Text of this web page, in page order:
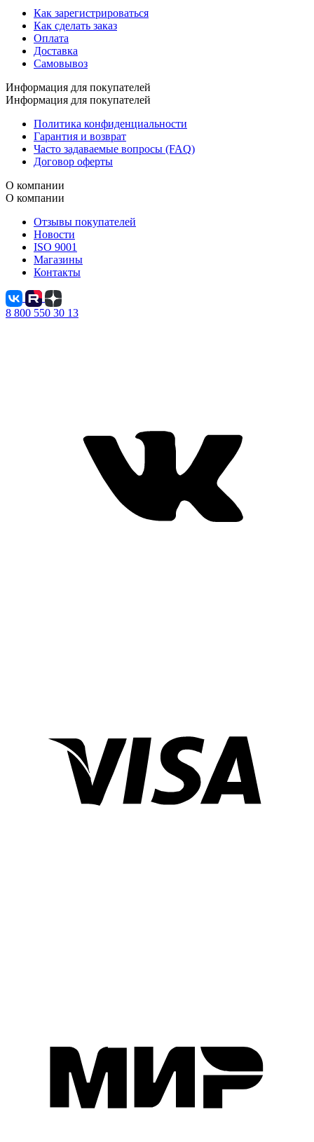
Как зарегистрироваться
Как сделать заказ
Оплата
Доставка
Самовывоз
Информация для покупателей
Информация для покупателей
Политика конфиденциальности
Гарантия и возврат
Часто задаваемые вопросы (FAQ)
Договор оферты
О компании
О компании
Отзывы покупателей
Новости
ISO 9001
Магазины
Контакты
8 800 550 30 13